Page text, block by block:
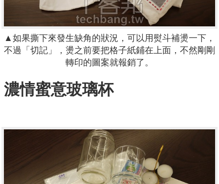
▲如果撕下來發生缺角的狀況，可以用熨斗補燙一下，
不過「切記」，燙之前要把格子紙鋪在上面，不然剛剛
轉印的圖案就報銷了。
濃情蜜意玻璃杯